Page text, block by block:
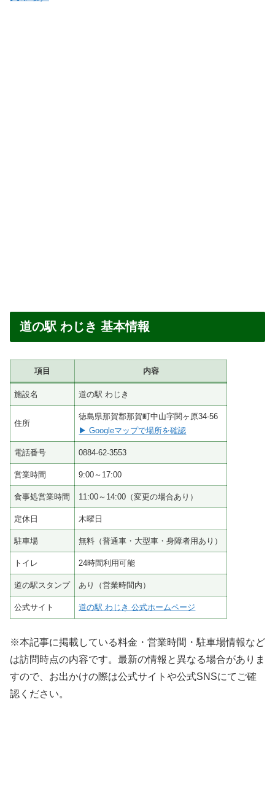
道の駅 わじき 基本情報
項目 内容
施設名 道の駅 わじき
住所
徳島県那賀郡那賀町中山字関ヶ原34-56
▶ Googleマップで場所を確認
電話番号 0884-62-3553
営業時間 9:00～17:00
食事処営業時間 11:00～14:00（変更の場合あり）
定休日 木曜日
駐車場 無料（普通車・大型車・身障者用あり）
トイレ 24時間利用可能
道の駅スタンプ あり（営業時間内）
公式サイト 道の駅 わじき 公式ホームページ
※本記事に掲載している料金・営業時間・駐車場情報など
は訪問時点の内容です。最新の情報と異なる場合がありま
すので、お出かけの際は公式サイトや公式SNSにてご確
認ください。